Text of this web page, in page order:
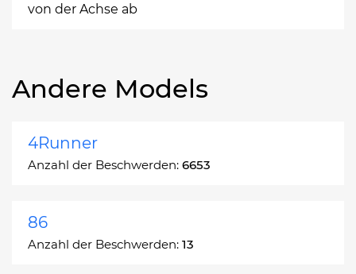
von der Achse ab
Andere Models
4Runner
Anzahl der Beschwerden: 6653
86
Anzahl der Beschwerden: 13